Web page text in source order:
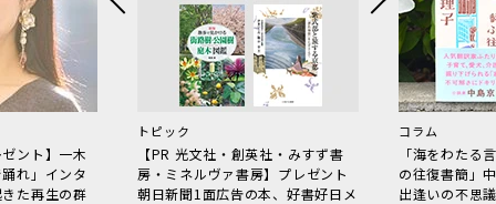
ント】一木
れ」インタ
た再生の群
トピック
【PR 光文社・創英社・みすず書
房・ミネルヴァ書房】プレゼント
朝日新聞1面広告の本、好書好日メ
コラム
「海をわた
の往復書簡」
出逢いの不思